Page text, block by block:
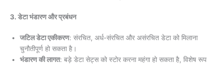
3. डेटा भंडारण और प्रबंधन
जटिल डेटा एकीकरण: संरचित, अर्ध-संरचित और असंरचित डेटा को मिलाना
चुनौतीपूर्ण हो सकता है।
भंडारण की लागत: बड़े डेटा सेट्स को स्टोर करना महंगा हो सकता है, विशेष रूप